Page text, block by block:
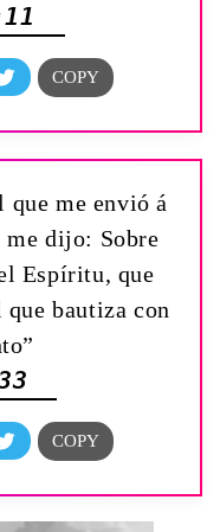
que me envió á
me dijo: Sobre
Espíritu, que
que bautiza con